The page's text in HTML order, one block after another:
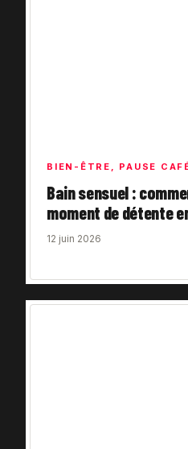
BIEN-ÊTRE PAUSE
Bain sensuel :
moment de détente
12 juin 2026